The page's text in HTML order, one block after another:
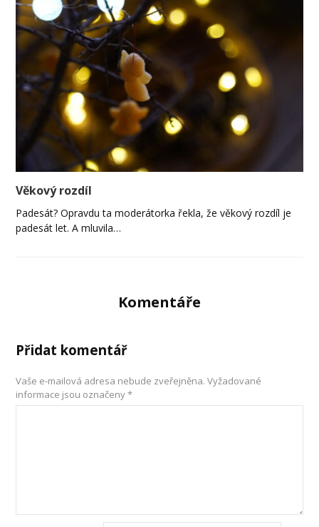
Věkový rozdíl
Padesát? Opravdu ta moderátorka řekla, že věkový rozdíl je
padesát let. A mluvila…
Komentáře
Přidat komentář
Vaše e-mailová adresa nebude zveřejněna. Vyžadované
informace jsou označeny*